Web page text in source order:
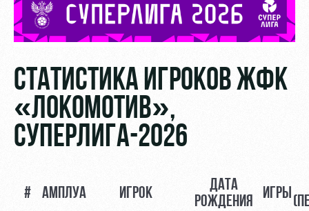
СТАТИСТИКА ИГРОКОВ ЖФК
«ЛОКОМОТИВ»,
СУПЕРЛИГА-2026
# АМПЛУА ИГРОК
ДАТА
РОЖДЕНИЯ
ИГРЫ